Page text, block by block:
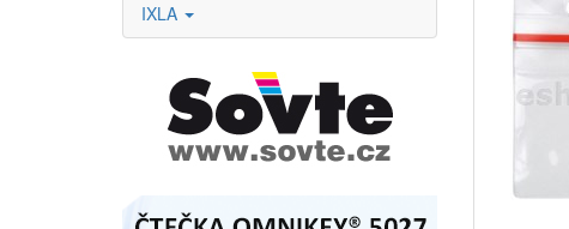
IXLA